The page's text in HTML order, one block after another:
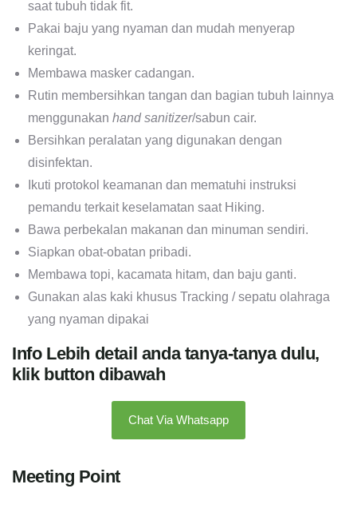
saat tubuh tidak fit.
Pakai baju yang nyaman dan mudah menyerap
keringat.
Membawa masker cadangan.
Rutin membersihkan tangan dan bagian tubuh lainnya
menggunakan hand sanitizer/sabun cair.
Bersihkan peralatan yang digunakan dengan
disinfektan.
Ikuti protokol keamanan dan mematuhi instruksi
pemandu terkait keselamatan saat Hiking.
Bawa perbekalan makanan dan minuman sendiri.
Siapkan obat-obatan pribadi.
Membawa topi, kacamata hitam, dan baju ganti.
Gunakan alas kaki khusus Tracking / sepatu olahraga
yang nyaman dipakai
Info Lebih detail anda tanya-tanya dulu,
klik button dibawah
Chat Via Whatsapp
Meeting Point